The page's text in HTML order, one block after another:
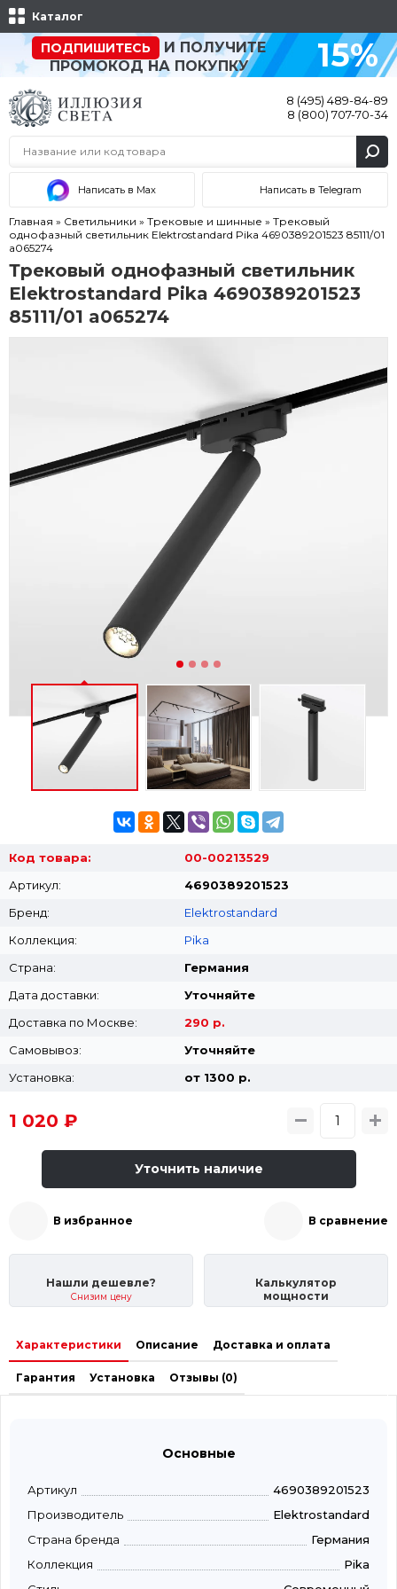
Каталог
ПОДПИШИТЕСЬ
И ПОЛУЧИТЕ
ПРОМОКОД НА ПОКУПКУ
15%
8 (495) 489-84-89
8 (800) 707-70-34
Написать в Max Написать в Telegram
Главная » Светильники » Трековые и шинные » Трековый
однофазный светильник Elektrostandard Pika 4690389201523 85111/01
a065274
Трековый однофазный светильник
Elektrostandard Pika 4690389201523
85111/01 a065274
Код товара:
00-00213529
Артикул:
4690389201523
Бренд:
Elektrostandard
Коллекция:
Pika
Страна:
Германия
Дата доставки:
Уточняйте
Доставка по Москве:
290 р.
Самовывоз:
Уточняйте
Установка:
от 1300 p.
1 020 ₽
Уточнить наличие
В избранное В сравнение
Нашли дешевле?
Снизим цену
Калькулятор
мощности
Характеристики Описание Доставка и оплата
Гарантия Установка Отзывы (0)
Основные
Артикул
4690389201523
Производитель
Elektrostandard
Страна бренда
Германия
Коллекция
Pika